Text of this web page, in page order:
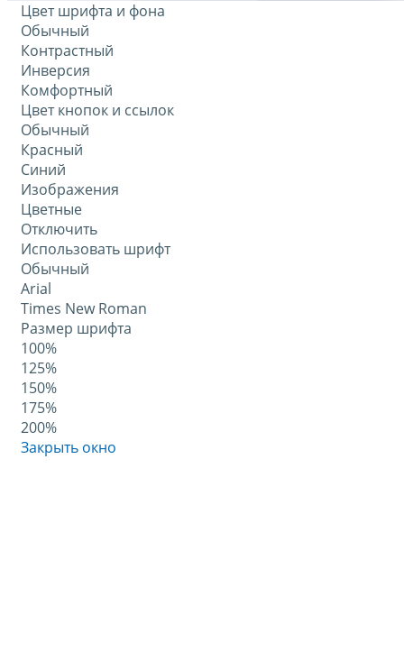
Цвет шрифта и фона
Обычный
Контрастный
Инверсия
Комфортный
Цвет кнопок и ссылок
Обычный
Красный
Синий
Изображения
Цветные
Отключить
Использовать шрифт
Обычный
Arial
Times New Roman
Размер шрифта
100%
125%
150%
175%
200%
Закрыть окно